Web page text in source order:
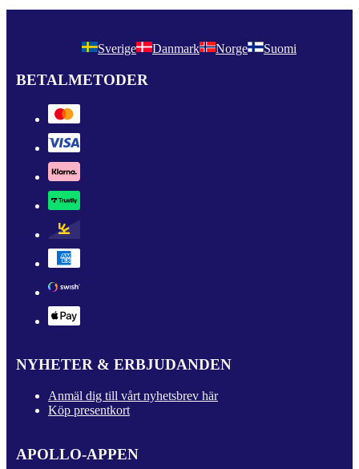
Sverige Danmark Norge Suomi
BETALMETODER
NYHETER & ERBJUDANDEN
Anmäl dig till vårt nyhetsbrev här
Köp presentkort
APOLLO-APPEN